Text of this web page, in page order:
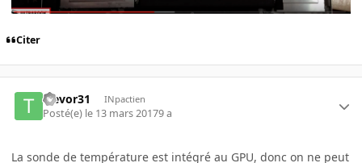
Citer
trevor31 INpactien
Posté(e) le 13 mars 20179 a
La sonde de température est intégré au GPU, donc on ne peut